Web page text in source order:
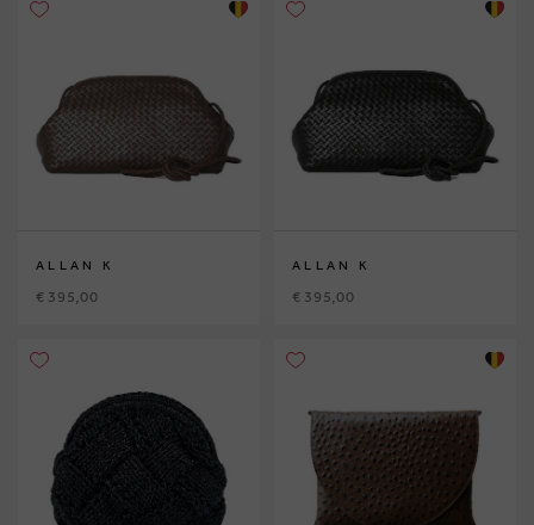
ALLAN K
€ 395,00
ALLAN K
€ 395,00